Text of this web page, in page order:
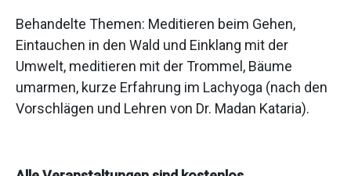
Behandelte Themen: Meditieren beim Gehen,
Eintauchen in den Wald und Einklang mit der
Umwelt, meditieren mit der Trommel, Bäume
umarmen, kurze Erfahrung im Lachyoga (nach den
Vorschlägen und Lehren von Dr. Madan Kataria).